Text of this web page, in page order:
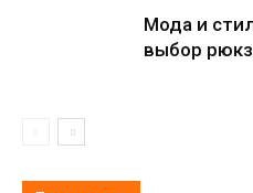
Мода и
выбор